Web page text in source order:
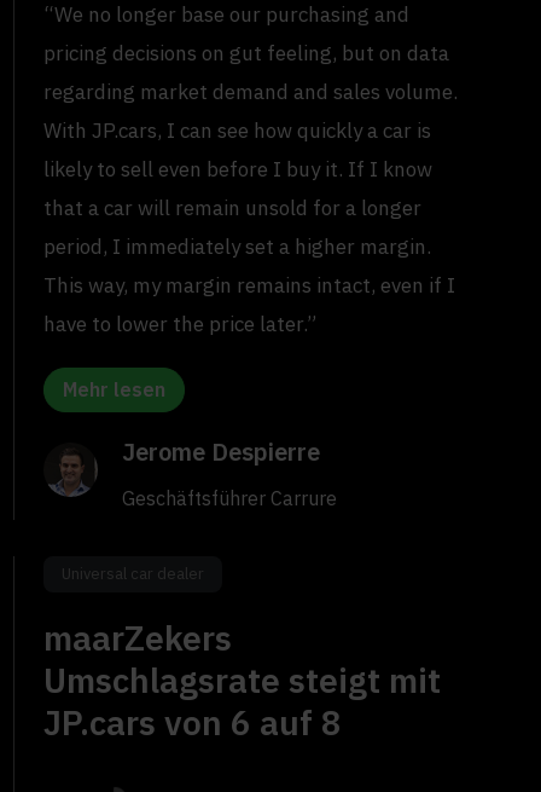
“We no longer base our purchasing and
pricing decisions on gut feeling, but on data
regarding market demand and sales volume.
With JP.cars, I can see how quickly a car is
likely to sell even before I buy it. If I know
that a car will remain unsold for a longer
period, I immediately set a higher margin.
This way, my margin remains intact, even if I
have to lower the price later.”
Mehr lesen
Jerome Despierre
Geschäftsführer Carrure
Universal car dealer
maarZekers
Umschlagsrate steigt mit
JP.cars von 6 auf 8